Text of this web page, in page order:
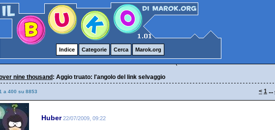
Indice Categorie Cerca Marok.org
nine thousand : Aggio truato: l'angolo del link selvaggio
a 400 su 8853 < 1 ...
Huber 22/07/2009, 09:22